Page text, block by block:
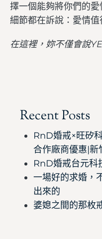
擇一個能夠將你們的
細節都在訴說：愛情值
在這裡，妳不僅會說
Recent Posts
RnD婚戒×旺矽
合作廠商優惠|新
RnD婚戒台元科
一場好的求婚，
出來的
婆媳之間的那枚